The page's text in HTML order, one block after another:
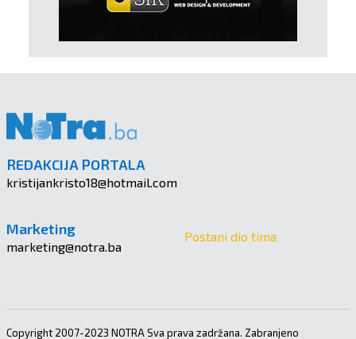
REDAKCIJA PORTALA
kristijankristo18@hotmail.com
Marketing
marketing@notra.ba
Postani dio tima
Copyright 2007-2023 NOTRA Sva prava zadržana. Zabranjeno